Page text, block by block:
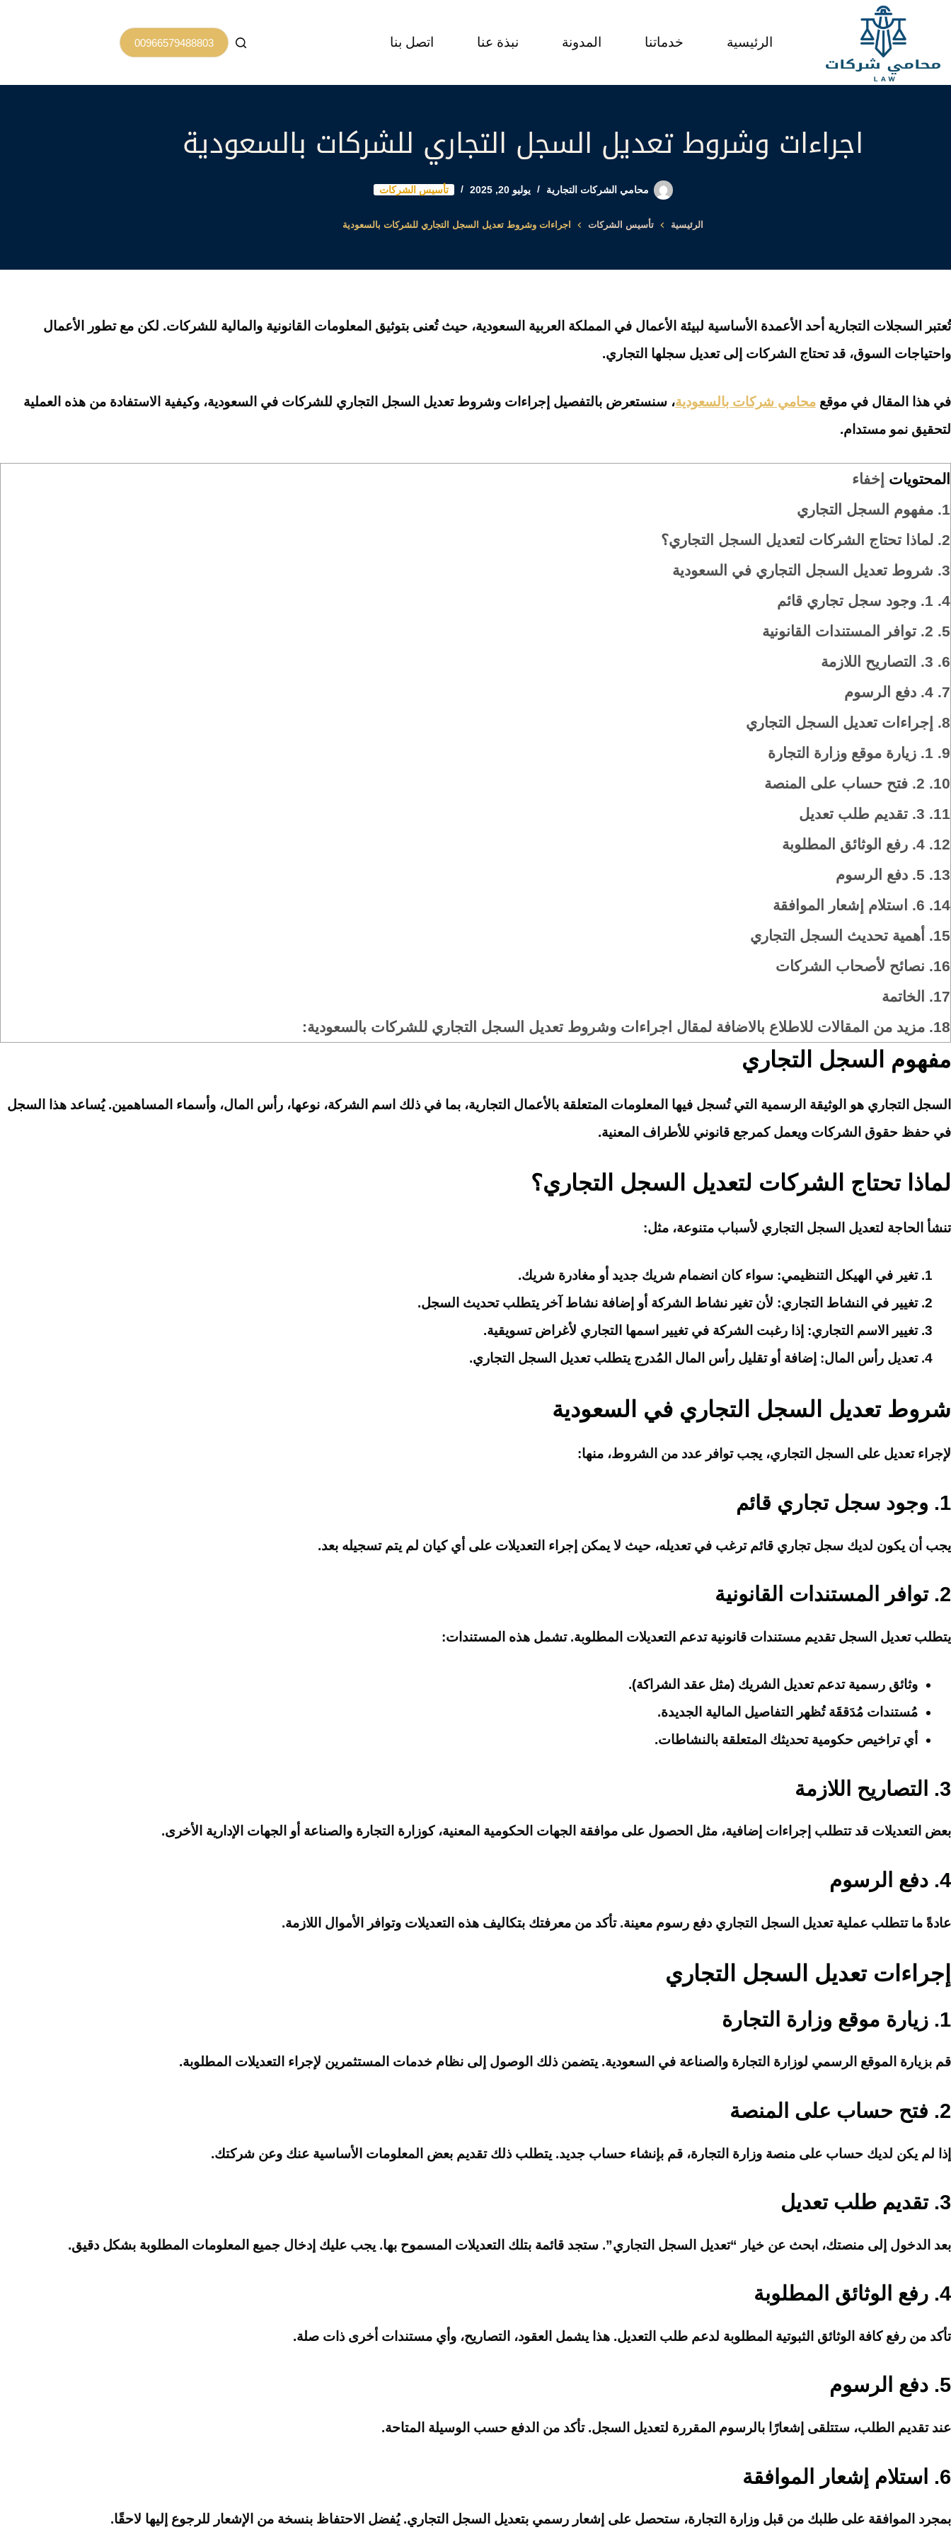
المحتوى
الرئيسية خدماتنا المدونة نبذة عنا اتصل بنا 00966579488803
اجراءات وشروط تعديل السجل التجاري للشركات بالسعودية
محامي الشركات التجارية يوليو 20, 2025 تأسيس الشركات
الرئيسية تأسيس الشركات اجراءات وشروط تعديل السجل التجاري للشركات بالسعودية
تُعتبر السجلات التجارية أحد الأعمدة الأساسية لبيئة الأعمال في المملكة العربية السعودية، حيث تُعنى بتوثيق المعلومات القانونية والمالية للشركات. لكن مع تطور الأعمال
واحتياجات السوق، قد تحتاج الشركات إلى تعديل سجلها التجاري.
في هذا المقال في موقع محامي شركات بالسعودية، سنستعرض بالتفصيل إجراءات وشروط تعديل السجل التجاري للشركات في السعودية، وكيفية الاستفادة من هذه العملية
لتحقيق نمو مستدام.
المحتويات إخفاء
1. مفهوم السجل التجاري
2. لماذا تحتاج الشركات لتعديل السجل التجاري؟
3. شروط تعديل السجل التجاري في السعودية
4. 1. وجود سجل تجاري قائم
5. 2. توافر المستندات القانونية
6. 3. التصاريح اللازمة
7. 4. دفع الرسوم
8.
إجراءات تعديل السجل التجاري
9. 1. زيارة موقع وزارة التجارة
10.
2. فتح حساب على المنصة
11.
3. تقديم طلب تعديل
12. 4. رفع الوثائق المطلوبة
13.
5. دفع الرسوم
14.
6. استلام إشعار الموافقة
15.
أهمية تحديث السجل التجاري
16.
نصائح لأصحاب الشركات
17.
الخاتمة
18. مزيد من المقالات للاطلاع بالاضافة لمقال اجراءات وشروط تعديل السجل التجاري للشركات بالسعودية:
مفهوم السجل التجاري
السجل التجاري هو الوثيقة الرسمية التي تُسجل فيها المعلومات المتعلقة بالأعمال التجارية، بما في ذلك اسم الشركة، نوعها، رأس المال، وأسماء المساهمين. يُساعد هذا السجل
في حفظ حقوق الشركات ويعمل كمرجع قانوني للأطراف المعنية.
لماذا تحتاج الشركات لتعديل السجل التجاري؟
تنشأ الحاجة لتعديل السجل التجاري لأسباب متنوعة، مثل:
تغير في الهيكل التنظيمي: سواء كان انضمام شريك جديد أو مغادرة شريك.
تغيير في النشاط التجاري: لأن تغير نشاط الشركة أو إضافة نشاط آخر يتطلب تحديث السجل.
تغيير الاسم التجاري: إذا رغبت الشركة في تغيير اسمها التجاري لأغراض تسويقية.
تعديل رأس المال: إضافة أو تقليل رأس المال المُدرج يتطلب تعديل السجل التجاري.
شروط تعديل السجل التجاري في السعودية
لإجراء تعديل على السجل التجاري، يجب توافر عدد من الشروط، منها:
1. وجود سجل تجاري قائم
يجب أن يكون لديك سجل تجاري قائم ترغب في تعديله، حيث لا يمكن إجراء التعديلات على أي كيان لم يتم تسجيله بعد.
2. توافر المستندات القانونية
يتطلب تعديل السجل تقديم مستندات قانونية تدعم التعديلات المطلوبة. تشمل هذه المستندات:
وثائق رسمية تدعم تعديل الشريك (مثل عقد الشراكة).
مُستندات مُدَققَة تُظهر التفاصيل المالية الجديدة.
أي تراخيص حكومية تحديثك المتعلقة بالنشاطات.
3. التصاريح اللازمة
بعض التعديلات قد تتطلب إجراءات إضافية، مثل الحصول على موافقة الجهات الحكومية المعنية، كوزارة التجارة والصناعة أو الجهات الإدارية الأخرى.
4. دفع الرسوم
عادةً ما تتطلب عملية تعديل السجل التجاري دفع رسوم معينة. تأكد من معرفتك بتكاليف هذه التعديلات وتوافر الأموال اللازمة.
إجراءات تعديل السجل التجاري
1. زيارة موقع وزارة التجارة
قم بزيارة الموقع الرسمي لوزارة التجارة والصناعة في السعودية. يتضمن ذلك الوصول إلى نظام خدمات المستثمرين لإجراء التعديلات المطلوبة.
2. فتح حساب على المنصة
إذا لم يكن لديك حساب على منصة وزارة التجارة، قم بإنشاء حساب جديد. يتطلب ذلك تقديم بعض المعلومات الأساسية عنك وعن شركتك.
3. تقديم طلب تعديل
بعد الدخول إلى منصتك، ابحث عن خيار “تعديل السجل التجاري”. ستجد قائمة بتلك التعديلات المسموح بها. يجب عليك إدخال جميع المعلومات المطلوبة بشكل دقيق.
4. رفع الوثائق المطلوبة
تأكد من رفع كافة الوثائق الثبوتية المطلوبة لدعم طلب التعديل. هذا يشمل العقود، التصاريح، وأي مستندات أخرى ذات صلة.
5. دفع الرسوم
عند تقديم الطلب، ستتلقى إشعارًا بالرسوم المقررة لتعديل السجل. تأكد من الدفع حسب الوسيلة المتاحة.
6. استلام إشعار الموافقة
بمجرد الموافقة على طلبك من قبل وزارة التجارة، ستحصل على إشعار رسمي بتعديل السجل التجاري. يُفضل الاحتفاظ بنسخة من الإشعار للرجوع إليها لاحقًا.